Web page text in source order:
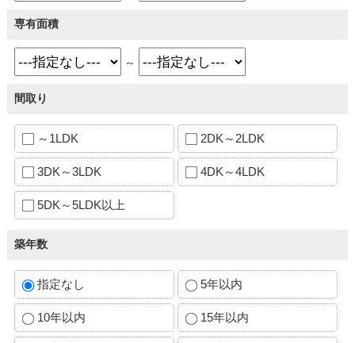
専有面積
～
間取り
～1LDK 2DK～2LDK
3DK～3LDK 4DK～4LDK
5DK～5LDK以上
築年数
指定なし 5年以内
10年以内 15年以内